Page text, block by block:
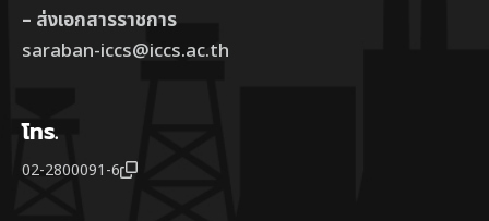
– ส่งเอกสารราชการ
saraban-iccs@iccs.ac.th
โทร.
02-2800091-6